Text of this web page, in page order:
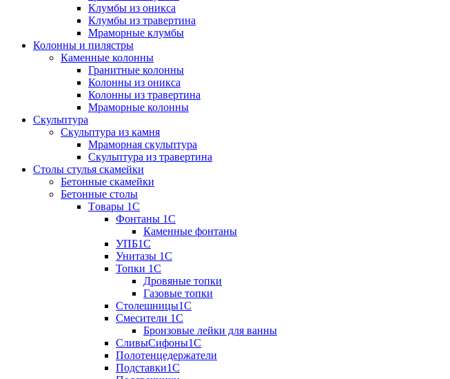
Клумбы из оникса
Клумбы из травертина
Мраморные клумбы
Колонны и пилястры
Каменные колонны
Гранитные колонны
Колонны из оникса
Колонны из травертина
Мраморные колонны
Скульптура
Скульптура из камня
Мраморная скульптура
Скульптура из травертина
Столы стулья скамейки
Бетонные скамейки
Бетонные столы
Tовары 1C
Фонтаны 1C
Каменные фонтаны
УПБ1С
Унитазы 1С
Топки 1С
Дровяные топки
Газовые топки
Столешницы1С
Смесители 1С
Бронзовые лейки для ванны
СливыСифоны1С
Полотенцедержатели
Подставки1С